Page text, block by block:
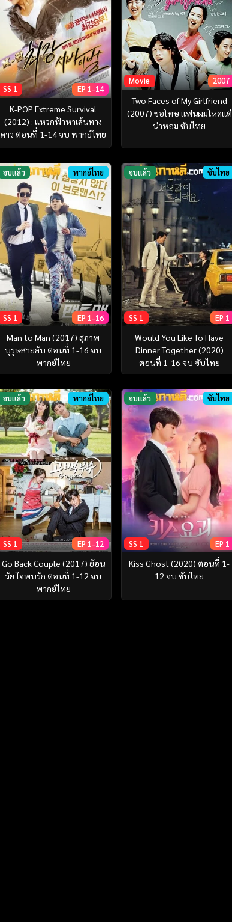
SS 1 EP 1-14
K-POP Extreme Survival
(2012) : แหวกฟ้าหาเส้นทาง
ดาว ตอนที่ 1-14 จบ พากย์ไทย
Movie 2007
Two Faces of My Girlfriend
(2007) ขอโทษ แฟนผมโหดแต่
น่าหอม ซับไทย
จบแล้ว พากย์ไทย
SS 1 EP 1-16
Man to Man (2017) สุภาพ
บุรุษสายลับ ตอนที่ 1-16 จบ
พากย์ไทย
จบแล้ว ซับไทย
SS 1 EP 1
Would You Like To Have
Dinner Together (2020)
ตอนที่ 1-16 จบ ซับไทย
จบแล้ว พากย์ไทย
SS 1 EP 1-12
Go Back Couple (2017) ย้อน
วัย ใจพบรัก ตอนที่ 1-12 จบ
พากย์ไทย
จบแล้ว ซับไทย
SS 1 EP 1
Kiss Ghost (2020) ตอนที่ 1-
12 จบ ซับไทย